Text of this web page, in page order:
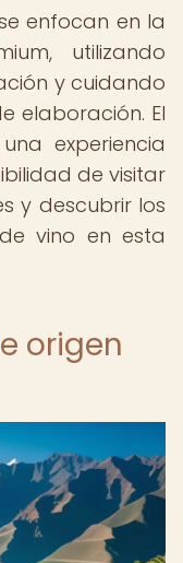
enfocan en la
utilizando
y cuidando
elaboración. El
experiencia
de visitar
y descubrir los
vino en esta
origen